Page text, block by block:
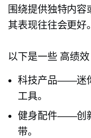
围绕提供独特内容
其表现往往会更好。
以下是一些 高绩效
科技产品——迷
工具。
健身配件——创
带。